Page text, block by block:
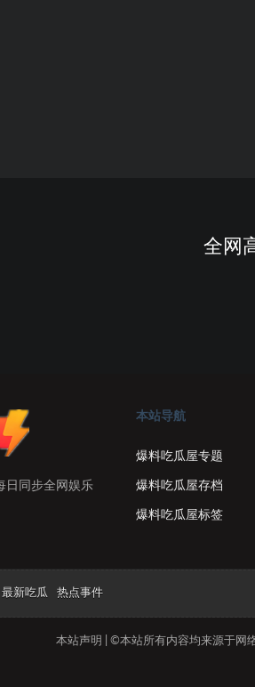
全网
日同步全网娱乐
本站导航
爆料吃瓜屋专题
爆料吃瓜屋存档
爆料吃瓜屋标签
最新吃瓜 热点事件
本站声明 | ©本站所有内容均来源于网